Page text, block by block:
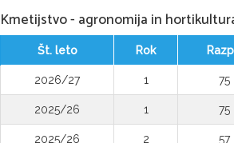
Kmetijstvo - agronomija in
Št. leto Rok
2026/27 1 75
2025/26 1 75
2025/26 2 57